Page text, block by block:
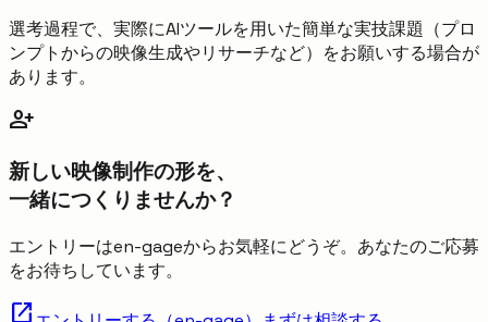
選考過程で、実際にAIツールを用いた簡単な実技課題（プロ
ンプトからの映像生成やリサーチなど）をお願いする場合が
あります。
person_add
新しい映像制作の形を、
一緒につくりませんか？
エントリーはen-gageからお気軽にどうぞ。あなたのご応募
をお待ちしています。
open_in_new